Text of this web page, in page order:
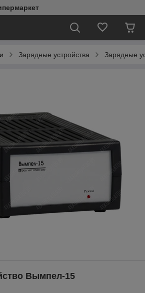
Зарядные устройства Зарядные
Вымпел-15